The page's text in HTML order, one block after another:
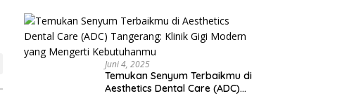
Juni 4, 2025
Temukan Senyum Terbaikmu di
Aesthetics Dental Care (ADC)